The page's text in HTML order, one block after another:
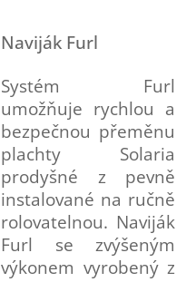
Naviják Furl
Systém Furl
umožňuje rychlou a
bezpečnou přeměnu
plachty Solaria
prodyšné z pevně
instalované na ručně
rolovatelnou. Naviják
Furl se zvýšeným
výkonem vyrobený z